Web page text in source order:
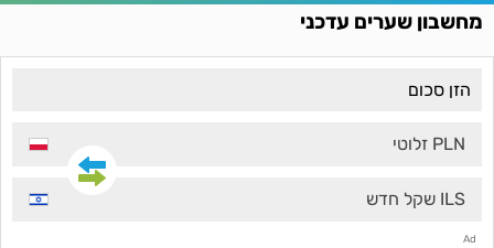
מחשבון שערים עדכני
PLN זלוטי
ILS שקל חדש
Ad